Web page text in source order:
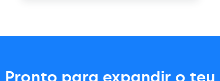
Pronto para expandir o teu